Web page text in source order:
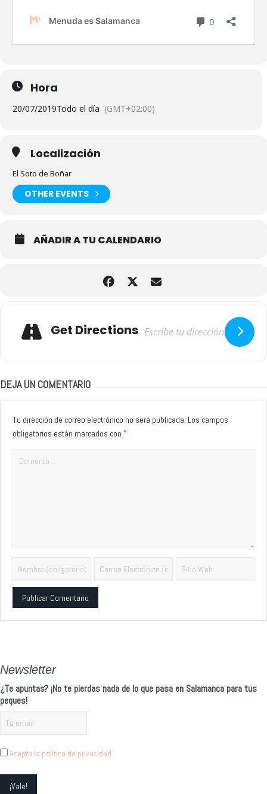
Hora
20/07/2019Todo el día (GMT+02:00)
Localización
El Soto de Boñar
OTHER EVENTS
AÑADIR A TU CALENDARIO
Get Directions
DEJA UN COMENTARIO
Tu dirección de correo electrónico no será publicada. Los campos
obligatorios están marcados con *
Newsletter
¿Te apuntas? ¡No te pierdas nada de lo que pasa en Salamanca para tus
peques!
Acepto la política de privacidad